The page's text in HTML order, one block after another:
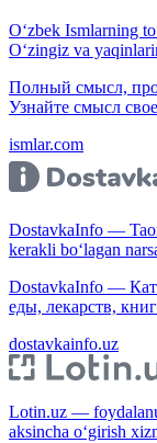
O‘zbek Ismlarning
O‘zingiz va
Полный смысл,
Узнайте смысл
ismlar.com
DostavkaInfo —
kerakli bo‘lagan
DostavkaInfo —
еды, лекарств,
dostavkainfo.uz
Lotin.uz —
aksincha o‘girish